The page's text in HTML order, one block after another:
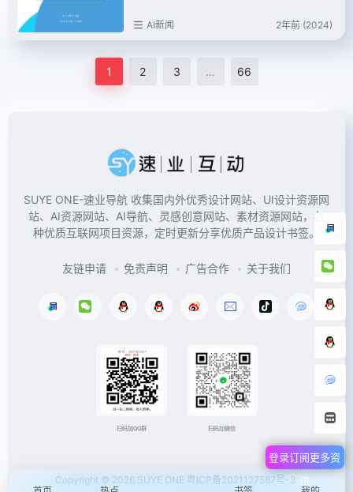
AI新闻 2年前 (2024)
1 2 3 … 66
登录订阅更多资
讯
SUYE ONE-速业导航 收集国内外优秀设计网站、UI设计资源网
站、AI资源网站、AI导航、灵感创意网站、素材资源网站，各
种优质互联网项目资源，定时更新分享优质产品设计书签。
友链申请 免责声明 广告合作 关于我们
扫码加QQ群 扫码加微信
Copyright © 2026 SUYE ONE 粤ICP备2021127587号-3